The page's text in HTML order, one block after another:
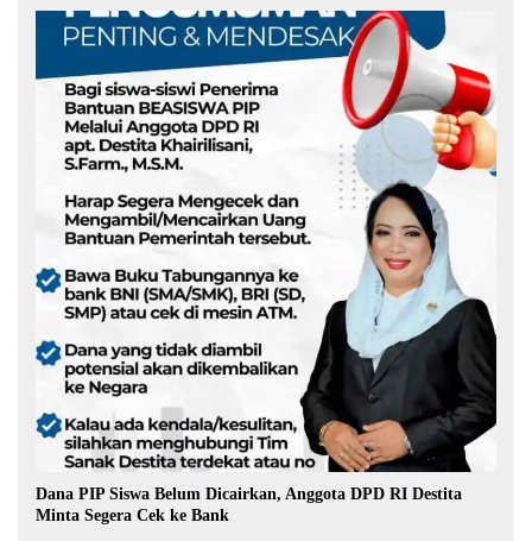
Dana PIP Siswa Belum Dicairkan, Anggota DPD RI Destita
Minta Segera Cek ke Bank